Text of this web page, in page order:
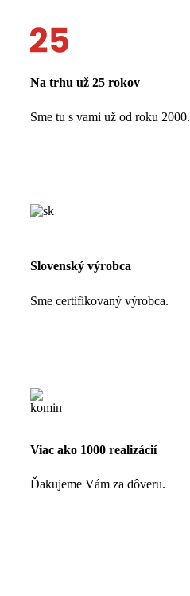
Na trhu už 25 rokov
Sme tu s vami už od roku 2000.
Slovenský výrobca
Sme certifikovaný výrobca.
Viac ako 1000 realizácií
Ďakujeme Vám za dôveru.